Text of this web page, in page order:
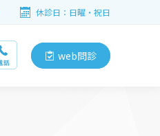
休診日：日曜・祝日
web問診